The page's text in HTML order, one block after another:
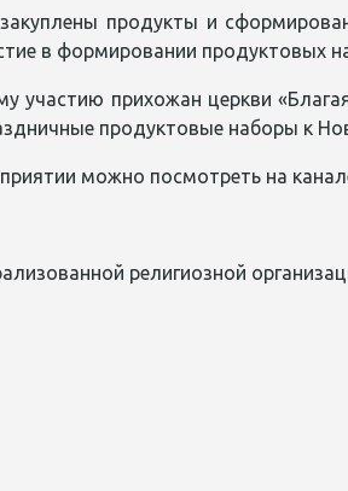
продукты и
в формировании продуктовых
участию прихожан церкви
продуктовые наборы к
можно посмотреть на
религиозной